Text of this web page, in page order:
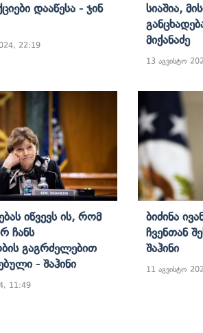
Დააწესა - Ჯინ
22:19
Სიაშია,
Მიქანაძე
13 აგვისტო
Იწვევს Ის, Რომ
Ჩანს
Გაგრძელებით
- Შაჰინი
11:49
Ბიძინა
Ჩვენთან
Შაჰინი
11 აგვისტო